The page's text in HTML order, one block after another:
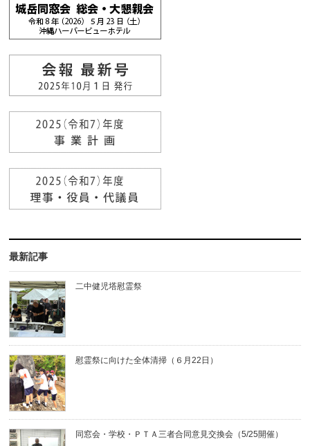
最新記事
二中健児塔慰霊祭
慰霊祭に向けた全体清掃（６月22日）
同窓会・学校・ＰＴＡ三者合同意見交換会（5/25開催）